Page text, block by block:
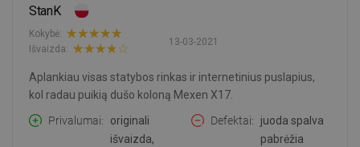
StanK
13-03-2021
Kokybė:
Išvaizda:
Aplankiau visas statybos rinkas ir internetinius puslapius,
kol radau puikią dušo koloną Mexen X17.
Privalumai
originali
išvaizda,
Defektai
juoda spalva
pabrėžia